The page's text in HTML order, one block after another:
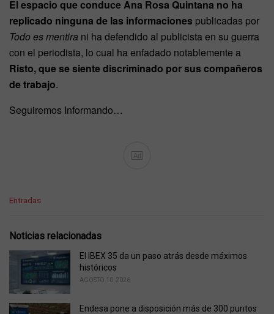
El espacio que conduce Ana Rosa Quintana no ha
replicado ninguna de las informaciones publicadas por
Todo es mentira ni ha defendido al publicista en su guerra
con el periodista, lo cual ha enfadado notablemente a
Risto, que se siente discriminado por sus compañeros
de trabajo.
Seguiremos Informando…
Ad
C
e
o
Entradas
Noticias relacionadas
El IBEX 35 da un paso atrás desde máximos
históricos
AGOSTO 10, 2026
Endesa pone a disposición más de 300 puntos